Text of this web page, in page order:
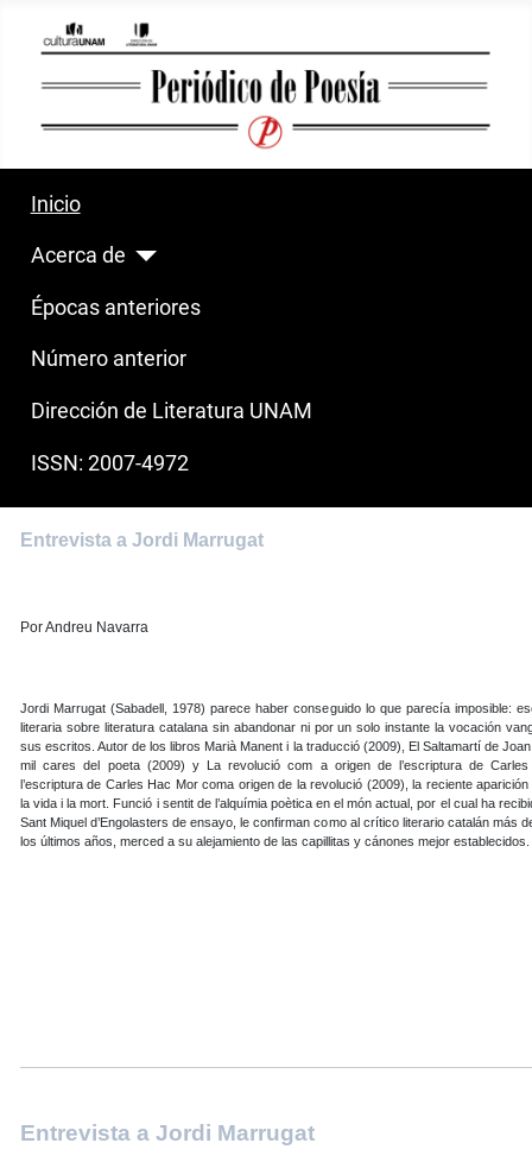
Inicio
Acerca de
Épocas anteriores
Número anterior
Dirección de Literatura UNAM
ISSN: 2007-4972
Entrevista a Jordi Marrugat
Por Andreu Navarra
Jordi Marrugat (Sabadell, 1978) parece haber conseguido lo que parecía imposible:
literaria sobre literatura catalana sin abandonar ni por un solo instante la vocación
sus escritos. Autor de los libros Marià Manent i la traducció (2009), El Saltamartí de
mil cares del poeta (2009) y La revolució com a origen de l’escriptura de
l’escriptura de Carles Hac Mor coma origen de la revolució (2009), la reciente
la vida i la mort. Funció i sentit de l’alquímia poètica en el món actual, por el cual ha
Sant Miquel d’Engolasters de ensayo, le confirman como al crítico literario catalán más
los últimos años, merced a su alejamiento de las capillitas y cánones mejor establecidos.
Entrevista a Jordi Marrugat